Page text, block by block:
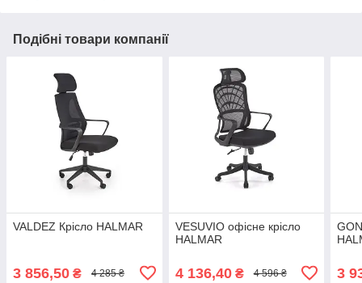
Подібні товари компанії
VALDEZ Крісло HALMAR
3 856,50 ₴ 4 285 ₴
VESUVIO офісне крісло
HALMAR
4 136,40₴ 4 596 ₴ 3